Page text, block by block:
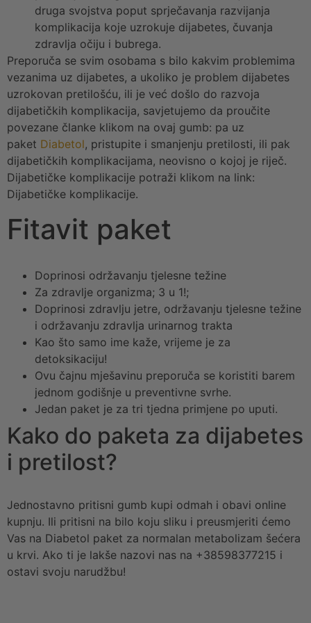
druga svojstva poput sprječavanja razvijanja
komplikacija koje uzrokuje dijabetes, čuvanja
zdravlja očiju i bubrega.
Preporuča se svim osobama s bilo kakvim problemima
vezanima uz dijabetes, a ukoliko je problem dijabetes
uzrokovan pretilošću, ili je već došlo do razvoja
dijabetičkih komplikacija, savjetujemo da proučite
povezane članke klikom na ovaj gumb: pa uz
paket Diabetol, pristupite i smanjenju pretilosti, ili pak
dijabetičkih komplikacijama, neovisno o kojoj je riječ.
Dijabetičke komplikacije potraži klikom na link:
Dijabetičke komplikacije.
Fitavit paket
Doprinosi održavanju tjelesne težine
Za zdravlje organizma; 3 u 1!;
Doprinosi zdravlju jetre, održavanju tjelesne težine
i održavanju zdravlja urinarnog trakta
Kao što samo ime kaže, vrijeme je za
detoksikaciju!
Ovu čajnu mješavinu preporuča se koristiti barem
jednom godišnje u preventivne svrhe.
Jedan paket je za tri tjedna primjene po uputi.
Kako do paketa za dijabetes
i pretilost?
Jednostavno pritisni gumb kupi odmah i obavi online
kupnju. Ili pritisni na bilo koju sliku i preusmjeriti ćemo
Vas na Diabetol paket za normalan metabolizam šećera
u krvi. Ako ti je lakše nazovi nas na +38598377215 i
ostavi svoju narudžbu!